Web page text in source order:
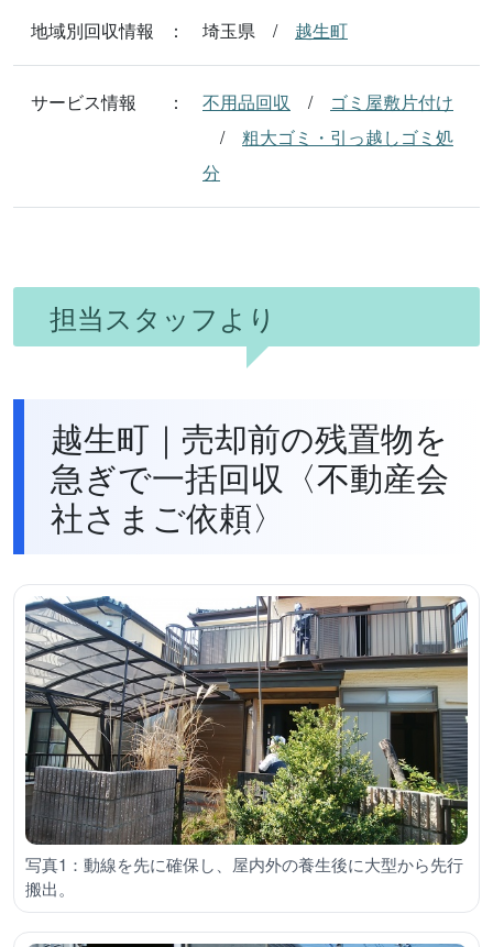
地域別回収情報 埼玉県 越生町
サービス情報 不用品回収
ゴミ屋敷片付け
粗大ゴミ・引っ越しゴミ処
分
担当スタッフより
越生町｜売却前の残置物を
急ぎで一括回収〈不動産会
社さまご依頼〉
写真1：動線を先に確保し、屋内外の養生後に大型から先行
搬出。